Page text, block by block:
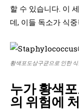
할 수 있습니다. 이
데, 이들 독소가 식
황색포도상구균으로 인한
누가 황색
의 위험에